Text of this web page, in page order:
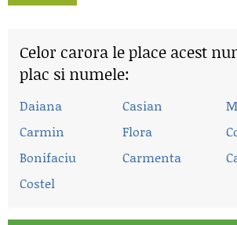
Celor carora le place acest
plac si numele:
Daiana Casian
Carmin
Flora
Bonifaciu
Carmenta
Costel